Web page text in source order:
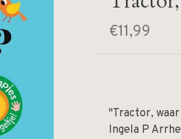
€11,99
"Tractor,
Ingela P